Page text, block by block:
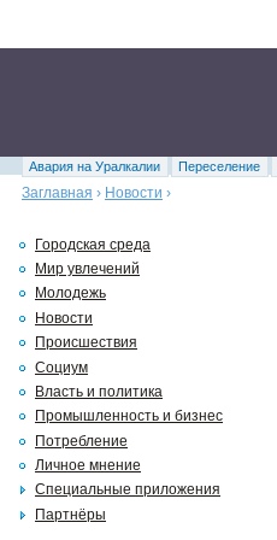
Авария на Уралкалии Переселение
Заглавная › Новости ›
Городская среда
Мир увлечений
Молодежь
Новости
Происшествия
Социум
Власть и политика
Промышленность и бизнес
Потребление
Личное мнение
Специальные приложения
Партнёры